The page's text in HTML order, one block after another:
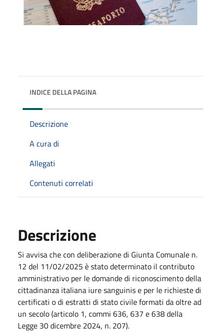
INDICE DELLA PAGINA
Descrizione
A cura di
Allegati
Contenuti correlati
Descrizione
Si avvisa che con deliberazione di Giunta Comunale n.
12 del 11/02/2025 è stato determinato il contributo
amministrativo per le domande di riconoscimento della
cittadinanza italiana iure sanguinis e per le richieste di
certificati o di estratti di stato civile formati da oltre ad
un secolo (articolo 1, commi 636, 637 e 638 della
Legge 30 dicembre 2024, n. 207).